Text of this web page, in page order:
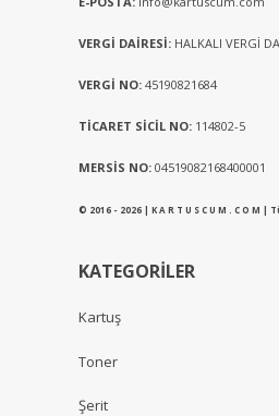
VERGİ DAİRESİ: HALKALI VERGİ
VERGİ NO: 45190821684
TİCARET SİCİL NO: 114802-5
MERSİS NO: 04519082168400001
© 2016 - 2026 | K A R T U S C U M . C O M |
KATEGORİLER
Kartuş
Toner
Şerit